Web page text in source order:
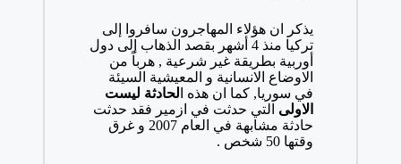
يذكر ان هؤلاء المهاجرون سافروا إلى
تركيا منذ 4 أشهر بقصد الذهاب إلى دول
أوربية بطريقة غير شرعية , هرباً من
الاوضاع الانسانية و المعيشية السيئة
في سوريا, كما ان هذه ا لحادثة ليست
الاولى التي حدثت في ازمير فقد حدثت
حادثة مشابهة في العام 2007 و غرق
وقتها 50 شخص .